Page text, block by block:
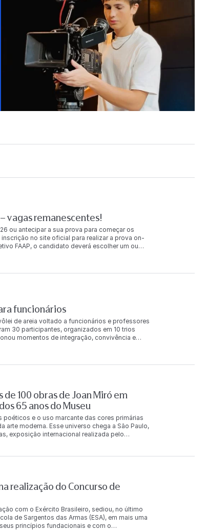
vagas remanescentes!
ou antecipar a sua prova para começar os
no site oficial para realizar a prova on-
FAAP, o candidato deverá escolher um ou
funcionários
de areia voltado a funcionários e professores
30 participantes, organizados em 10 trios
momentos de integração, convivência e
Guilherme Muller André Destro 2º lugar
de Faria Caio Guedes dos Santos
da FAAP com ações que incentivam a
e
de 100 obras de Joan Miró em
65 anos do Museu
e o uso marcante das cores primárias
arte moderna. Esse universo chega a São Paulo,
exposição internacional realizada pelo
primeira vez. A exposição mostra um amplo
e instituições europeias, entre elas a Fundação
de Mallorca e acervos particulares. Uma
investigação sobre formas, cores e
em 1893, Miró foi um dos principais
desenho, gravura, colagem, cerâmica e
entre abstração, surrealismo e poesia.
gerações de artistas e contribuíram para
realização do Concurso de
com o Exército Brasileiro, sediou, no último
de Sargentos das Armas (ESA), em mais uma
princípios fundacionais e com o